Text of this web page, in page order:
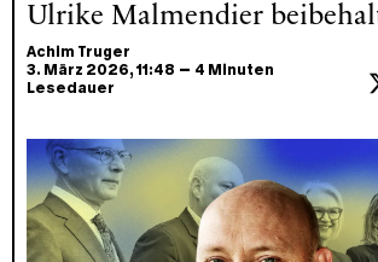
Ulrike Malmendier
Achim Truger
3. März 2026, 11:48 – 4 Minuten
Lesedauer